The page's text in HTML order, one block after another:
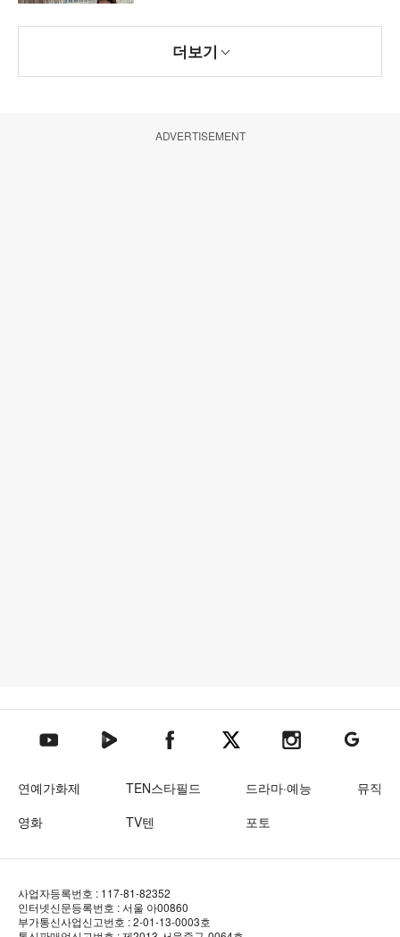
더보기
ADVERTISEMENT
텐아시아 유튜브텐아시아 네이버TV텐아시아 페이스북텐아시아 엑스텐아시아 인스타그램
텐아시아
연예가화제 TEN스타필드 드라마·예능
뮤직
영화
TV텐 포토
사업자등록번호 : 117-81-82352
인터넷신문등록번호 : 서울 아00860
부가통신사업신고번호 : 2-01-13-0003호